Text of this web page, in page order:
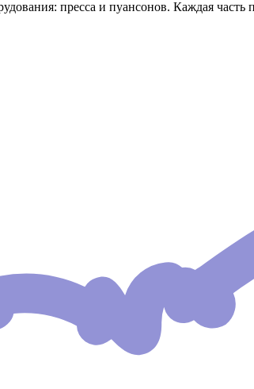
пресса и пуансонов. Каждая часть